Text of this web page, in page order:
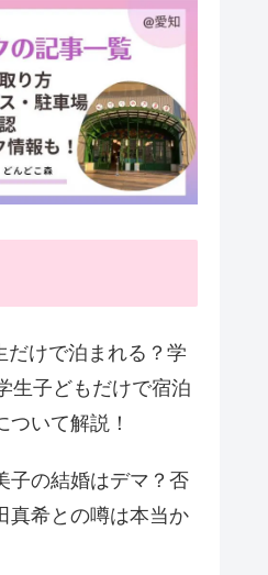
だけで泊まれる？学
生子どもだけで宿泊
いて解説！
子の結婚はデマ？否
真希との噂は本当か